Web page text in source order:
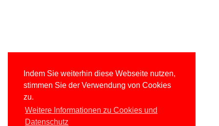
Indem Sie weiterhin diese Webseite nutzen,
stimmen Sie der Verwendung von Cookies
zu.
Weitere Informationen zu Cookies und
Datenschutz